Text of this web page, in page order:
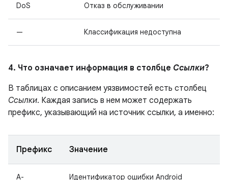
DoS Отказ в обслуживании
— Классификация недоступна
4. Что означает информация в столбце Ссылки?
В таблицах с описанием уязвимостей есть столбец
Ссылки. Каждая запись в нем может содержать
префикс, указывающий на источник ссылки, а именно:
Префикс Значение
A- Идентификатор ошибки Android